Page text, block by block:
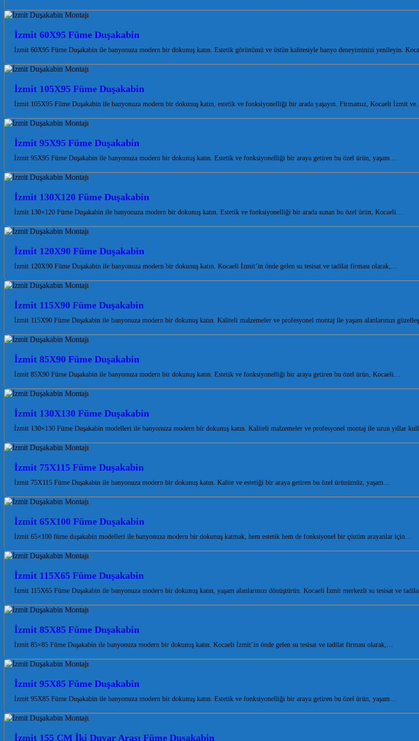
İzmit 60X95 Füme Duşakabin
İzmit 60X95 Füme Duşakabin ile banyonuza modern bir dokunuş katın. Estetik görünümü ve üstün kalitesiyle banyo deneyiminizi yenileyin.
İzmit 105X95 Füme Duşakabin
İzmit 105X95 Füme Duşakabin ile banyonuza modern bir dokunuş katın, estetik ve fonksiyonelliği bir arada yaşayın. Firmamız, Kocaeli İzmit ve…
İzmit 95X95 Füme Duşakabin
İzmit 95X95 Füme Duşakabin ile banyonuza modern bir dokunuş katın. Estetik ve fonksiyonelliği bir araya getiren bu özel ürün, yaşam…
İzmit 130X120 Füme Duşakabin
İzmit 130×120 Füme Duşakabin ile banyonuza modern bir dokunuş katın. Estetik ve fonksiyonelliği bir arada sunan bu özel ürün, Kocaeli…
İzmit 120X90 Füme Duşakabin
İzmit 120X90 Füme Duşakabin ile banyonuza modern bir dokunuş katın. Kocaeli İzmit’in önde gelen su tesisat ve tadilat firması olarak,…
İzmit 115X90 Füme Duşakabin
İzmit 115X90 Füme Duşakabin ile banyonuza modern bir dokunuş katın. Kaliteli malzemeler ve profesyonel montaj ile yaşam alanlarınızı
İzmit 85X90 Füme Duşakabin
İzmit 85X90 Füme Duşakabin ile banyonuza modern bir dokunuş katın. Estetik ve fonksiyonelliği bir araya getiren bu özel ürün, Kocaeli…
İzmit 130X130 Füme Duşakabin
İzmit 130×130 Füme Duşakabin modelleri ile banyonuza modern bir dokunuş katın. Kaliteli malzemeler ve profesyonel montaj ile uzun yıllar
İzmit 75X115 Füme Duşakabin
İzmit 75X115 Füme Duşakabin ile banyonuza modern bir dokunuş katın. Kalite ve estetiği bir araya getiren bu özel ürünümüz, yaşam…
İzmit 65X100 Füme Duşakabin
İzmit 65×100 füme duşakabin modelleri ile banyonuza modern bir dokunuş katmak, hem estetik hem de fonksiyonel bir çözüm arayanlar için…
İzmit 115X65 Füme Duşakabin
İzmit 115X65 Füme Duşakabin ile banyonuza modern bir dokunuş katın, yaşam alanlarınızı dönüştürün. Kocaeli İzmit merkezli su tesisat ve
İzmit 85X85 Füme Duşakabin
İzmit 85×85 Füme Duşakabin ile banyonuza modern bir dokunuş katın. Kocaeli İzmit’in önde gelen su tesisat ve tadilat firması olarak,…
İzmit 95X85 Füme Duşakabin
İzmit 95X85 Füme Duşakabin ile banyonuza modern bir dokunuş katın. Estetik ve fonksiyonelliği bir araya getiren bu özel ürün, yaşam…
İzmit 155 CM İki Duvar Arası Füme Duşakabin